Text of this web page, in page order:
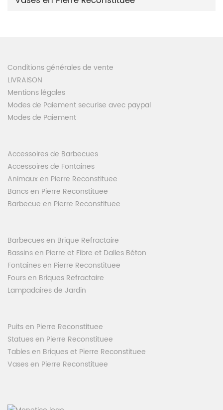
Conditions générales de vente
LIVRAISON
Mentions légales
Modes de Paiement securise avec paypal
Modes de Paiement
Accessoires de Barbecues
Accessoires de Fontaines
Animaux en Pierre Reconstituee
Bancs en Pierre Reconstituee
Barbecue en Pierre Reconstituee
Barbecues en Brique Refractaire
Bassins en Pierre et Fibre et Dalles Béton
Fontaines en Pierre Reconstituee
Fours en Briques Refractaire
Lampadaires de Jardin
Puits en Pierre Reconstituee
Statues en Pierre Reconstituee
Tables en Briques et Pierre Reconstituee
Vases en Pierre Reconstituee